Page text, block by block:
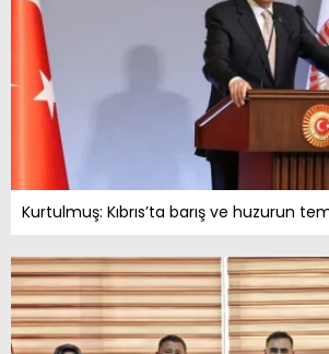
Kurtulmuş: Kıbrıs’ta barış ve huzurun